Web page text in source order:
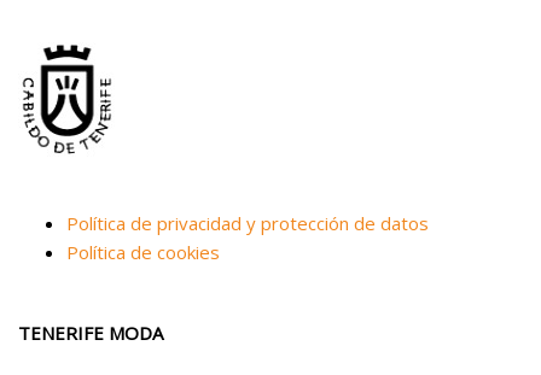
Política de privacidad y protección de datos
Política de cookies
TENERIFE MODA